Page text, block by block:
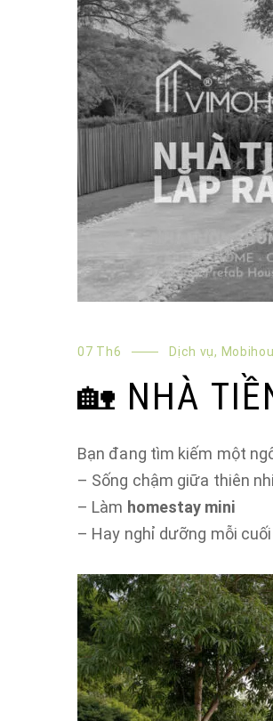
07 Th6 Dịch vụ,
🏡 NHÀ
Bạn đang tìm kiếm một
– Sống chậm giữa thiên
– Làm homestay mini
– Hay nghỉ dưỡng mỗi